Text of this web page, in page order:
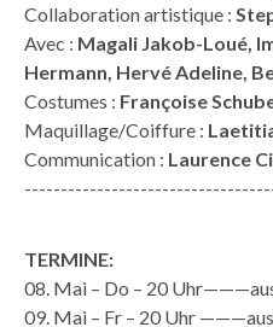
Collaboration artistique :
Avec : Magali Jakob-Loué,
Hermann, Hervé Adeline,
Costumes : Françoise
Maquillage/Coiffure :
Communication : Laurence
TERMINE:
08. Mai – Do – 20
09. Mai – Fr – 20 Uhr